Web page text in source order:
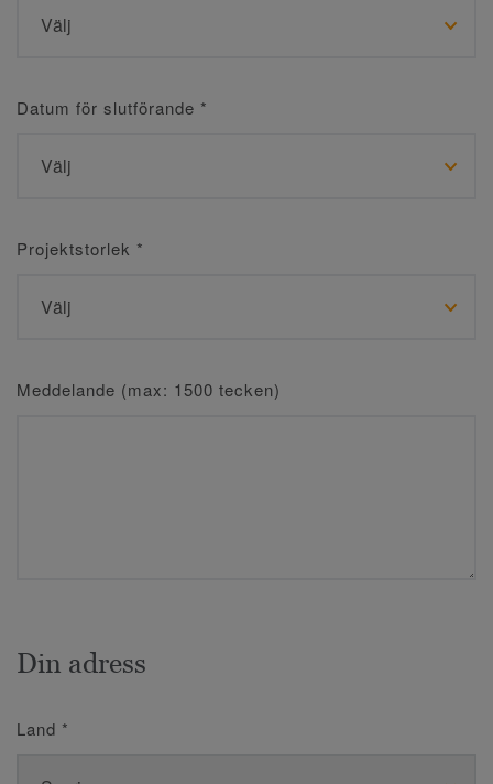
Datum för slutförande *
Projektstorlek *
Meddelande (max: 1500 tecken)
Din adress
Land *